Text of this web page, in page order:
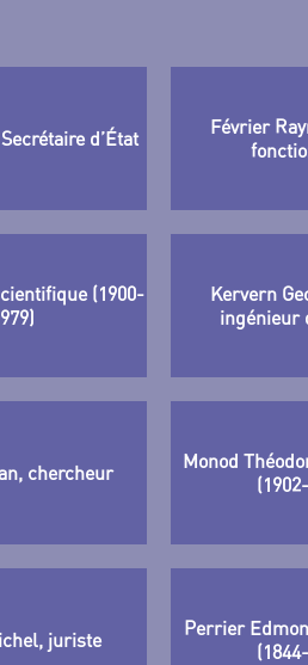
d’État
Février
(1900-
Kervern
ingénieur
chercheur
Monod
juriste
Perrier